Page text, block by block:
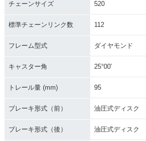
チェーンサイズ 520
標準チェーンリンク数 112
フレーム型式 ダイヤモンド
キャスター角 25°00′
トレール量 (mm) 95
ブレーキ形式（前） 油圧式ディスク
ブレーキ形式（後） 油圧式ディスク